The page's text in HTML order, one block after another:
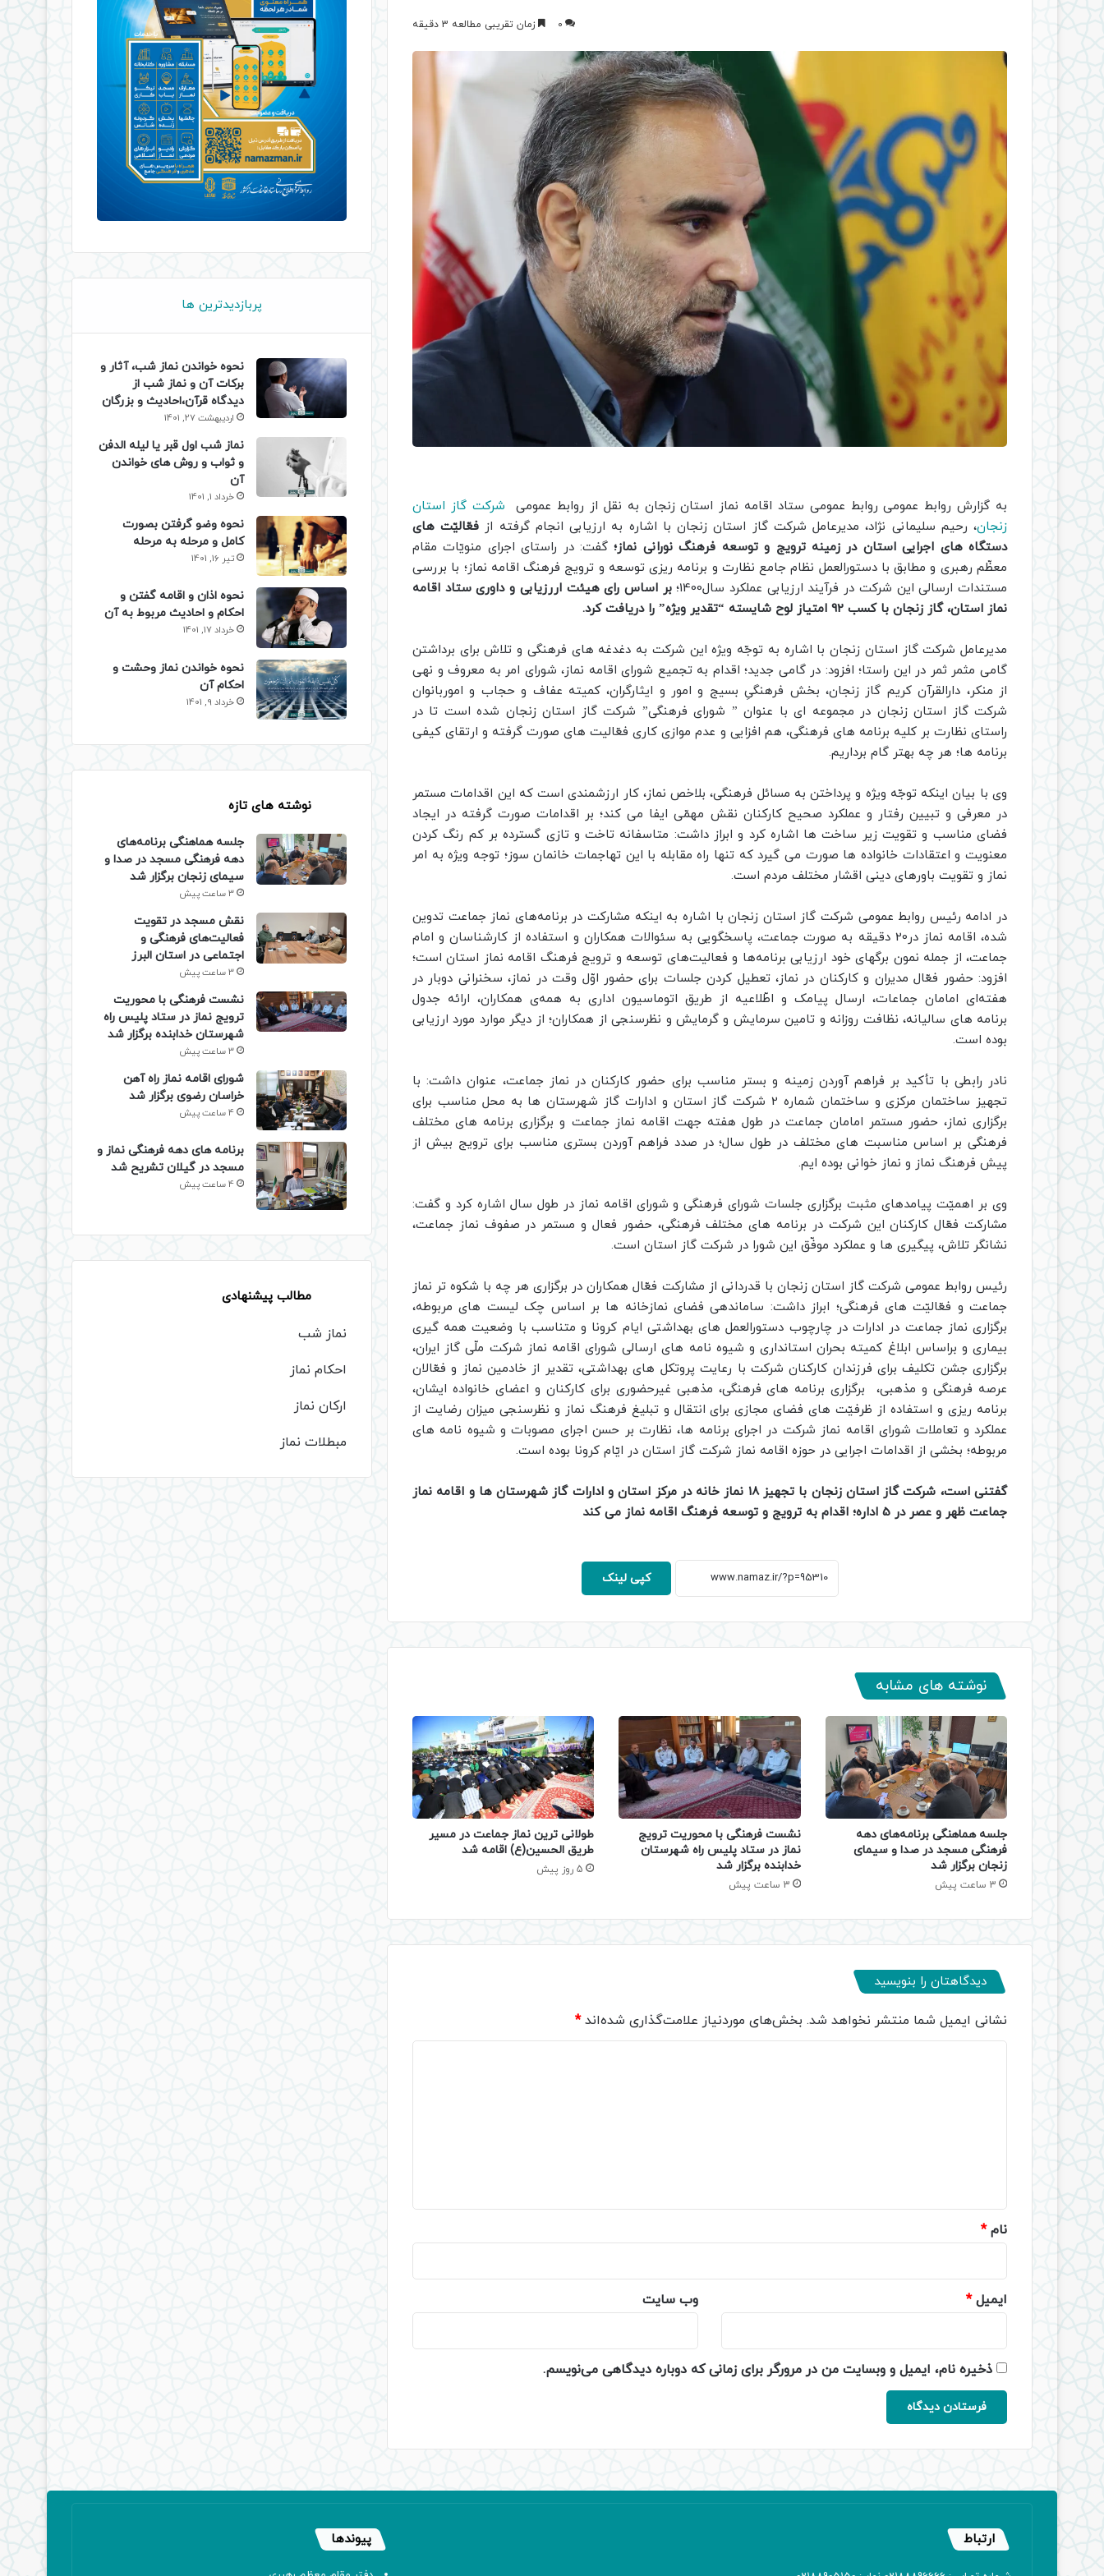
0 زمان تقریبی مطالعه 3 دقیقه
به گزارش روابط عمومی روابط عمومی ستاد اقامه نماز استان زنجان به نقل از روابط عمومی شرکت گاز استان
زنجان، رحیم سلیمانی نژاد، مدیرعامل شرکت گاز استان زنجان با اشاره به ارزیابی انجام گرفته از فعّالیّت های
دستگاه های اجرایی استان در زمینه ترویج و توسعه فرهنگ نورانی نماز؛گفت: در راستای اجرای منویّات مقام
معظّم رهبری و مطابق با دستورالعمل نظام جامع نظارت و برنامه ریزی توسعه و ترویج فرهنگ اقامه نماز؛ با بررسی
مستندات ارسالی این شرکت در فرآیند ارزیابی عملکرد سال1400؛
بر اساس رای هیئت اررزیابی و داوری ستاد اقامه
نماز استان، گاز زنجان با کسب 92 امتیاز لوح شایسته “تقدیر ویژه” را دریافت کرد.
مدیرعامل شرکت گاز استان زنجان با اشاره به توجّه ویژه این شرکت به دغدغه های فرهنگی و تلاش برای برداشتن
گامی مثمر ثمر در این راستا؛ افزود: در گامی جدید؛ اقدام به تجمیع شورای اقامه نماز، شورای امر به معروف و نهی
از منکر، دارالقرآن کریم گاز زنجان، بخش فرهنگیِ بسیج و امور و ایثارگران، کمیته عفاف و حجاب و اموربانوان
شرکت گاز استان زنجان در مجموعه ای با عنوان ” شورای فرهنگی” شرکت گاز استان زنجان شده است تا در
راستای نظارت بر کلیه برنامه های فرهنگی، هم افزایی و عدم موازی کاری فعّالیت های صورت گرفته و ارتقای کیفی
برنامه ها؛ هر چه بهتر گام برداریم.
وی با بیان اینکه توجّه ویژه و پرداختن به مسائل فرهنگی، بلاخص نماز، کار ارزشمندی است که این اقدامات مستمر
در معرفی و تبیین رفتار و عملکرد صحیح کارکنان نقش مهمّی ایفا می کند؛ بر اقدامات صورت گرفته در ایجاد
فضای مناسب و تقویت زیر ساخت ها اشاره کرد و ابراز داشت: متاسفانه تاخت و تازی گسترده بر کم رنگ کردن
معنویت و اعتقادات خانواده ها صورت می گیرد که تنها راه مقابله با این تهاجمات خانمان سوز؛ توجه ویژه به امر
نماز و تقویت باورهای دینی اقشار مختلف مردم است.
در ادامه رئیس روابط عمومی شرکت گاز استان زنجان با اشاره به اینکه مشارکت در برنامه‌های نماز جماعت تدوین
شده، اقامه‌ نماز در20 دقیقه به صورت جماعت، پاسخگویی به سئوالات همکاران و استفاده از کارشناسان و امام
جماعت، از جمله نمون برگهای خود ارزیابی برنامه‌ها و فعالیت‌های توسعه و ترویج فرهنگ اقامه نماز استان است؛
افزود: حضور فعّال مدیران و کارکنان در نماز، تعطیل کردن جلسات برای حضور اوّل وقت در نماز، سخنرانی دوبار در
هفته‌ای امامان جماعات، ارسال پیامک و اطّلاعیه از طریق اتوماسیون اداری به همه‌ی همکاران، ارائه جدول
برنامه ها‌ی سالیانه، نظافت روزانه و تامین سرمایش و گرمایش و نظرسنجی از همکاران؛ از دیگر موارد مورد ارزیابی
بوده است.
نادر رابطی با تأکید بر فراهم آوردن زمینه و بستر مناسب برای حضور کارکنان در نماز جماعت، عنوان داشت: با
تجهیز ساختمان مرکزی و ساختمان شماره 2 شرکت گاز استان و ادارات گاز شهرستان ها به محل مناسب برای
برگزاری نماز، حضور مستمر امامان جماعت در طول هفته جهت اقامه نماز جماعت و برگزاری برنامه های مختلف
فرهنگی بر اساس مناسبت های مختلف در طول سال؛ در صدد فراهم آوردن بستری مناسب برای ترویج بیش از
پیش فرهنگ نماز و نماز خوانی بوده ایم.
وی بر اهمیّت پیامدهای مثبت برگزاری جلسات شورای فرهنگی و شورای اقامه نماز در طول سال اشاره کرد و گفت:
مشارکت فعّال کارکنان این شرکت در برنامه های مختلف فرهنگی، حضور فعال و مستمر در صفوف نماز جماعت،
نشانگر تلاش، پیگیری ها و عملکرد موفّق این شورا در شرکت گاز استان است.
رئیس روابط عمومی شرکت گاز استان زنجان با قدردانی از مشارکت فعّال همکاران در برگزاری هر چه با شکوه تر نماز
جماعت و فعّالیّت های فرهنگی؛ ابراز داشت: ساماندهی فضای نمازخانه ها بر اساس چک لیست های مربوطه،
برگزاری نماز جماعت در ادارات در چارچوب دستورالعمل های بهداشتی ایام کرونا و متناسب با وضعیت همه گیری
بیماری و براساس ابلاغ کمیته بحران استانداری و شیوه نامه های ارسالی شورای اقامه نماز شرکت ملّی گاز ایران،
برگزاری جشن تکلیف برای فرزندان کارکنان شرکت با رعایت پروتکل های بهداشتی، تقدیر از خادمین نماز و فعّالان
عرصه فرهنگی و مذهبی، برگزاری برنامه های فرهنگی، مذهبی غیرحضوری برای کارکنان و اعضای خانواده ایشان،
برنامه ریزی و استفاده از ظرفیّت های فضای مجازی برای انتقال و تبلیغ فرهنگ نماز و نظرسنجی میزان رضایت از
عملکرد و تعاملات شورای اقامه نماز شرکت در اجرای برنامه ها، نظارت بر حسن اجرای مصوبات و شیوه نامه های
مربوطه؛ بخشی از اقدامات اجرایی در حوزه اقامه نماز شرکت گاز استان در ایّام کرونا بوده است.
گفتنی است، شرکت گاز استان زنجان با تجهیز 18 نماز خانه در مرکز استان و ادارات گاز شهرستان ها و اقامه نماز
جماعت ظهر و عصر در 5 اداره؛ اقدام به ترویج و توسعه فرهنگ اقامه نماز می کند
کپی لینک
نوشته های مشابه
جلسه هماهنگی برنامه‌های دهه
فرهنگی مسجد در صدا و سیمای
زنجان برگزار شد
3 ساعت پیش
نشست فرهنگی با محوریت ترویج
نماز در ستاد پلیس راه شهرستان
خدابنده برگزار شد
3 ساعت پیش
طولانی ترین نماز جماعت در مسیر
طریق الحسین(ع) اقامه شد
5 روز پیش
دیدگاهتان را بنویسید
نشانی ایمیل شما منتشر نخواهد شد. بخش‌های موردنیاز علامت‌گذاری شده‌اند*
نام*
ایمیل* وب‌ سایت
ذخیره نام، ایمیل و وبسایت من در مرورگر برای زمانی که دوباره دیدگاهی می‌نویسم.
پربازدیدترین ها
نحوه خواندن نماز شب، آثار و
برکات آن و نماز شب از
دیدگاه قرآن،احادیث و بزرگان
اردیبهشت 27, 1401
نماز شب اول قبر یا لیله الدفن
و ثواب و روش های خواندن
آن
خرداد 1, 1401
نحوه وضو گرفتن بصورت
کامل و مرحله به مرحله
تیر 16, 1401
نحوه اذان و اقامه گفتن و
احکام و احادیث مربوط به آن
خرداد 17, 1401
نحوه خواندن نماز وحشت و
احکام آن
خرداد 9, 1401
نوشته های تازه
جلسه هماهنگی برنامه‌های
دهه فرهنگی مسجد در صدا و
سیمای زنجان برگزار شد
3 ساعت پیش
نقش مسجد در تقویت
فعالیت‌های فرهنگی و
اجتماعی در استان البرز
3 ساعت پیش
نشست فرهنگی با محوریت
ترویج نماز در ستاد پلیس راه
شهرستان خدابنده برگزار شد
3 ساعت پیش
شورای اقامه نماز راه آهن
خراسان رضوی برگزار شد
4 ساعت پیش
برنامه های دهه فرهنگی نماز و
مسجد در گیلان تشریح شد
4 ساعت پیش
مطالب پیشنهادی
نماز شب
احکام نماز
ارکان نماز
مبطلات نماز
ارتباط پیوندها